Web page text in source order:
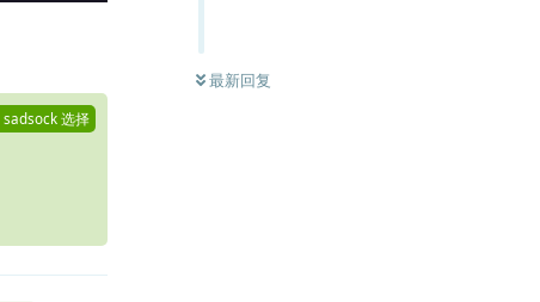
最新回复
sadsock选择